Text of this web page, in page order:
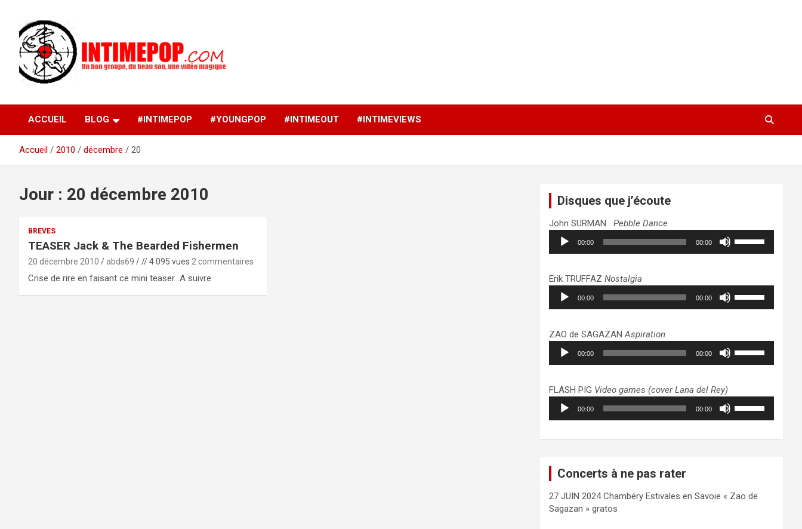
contenu
intimepop.com
musiques actuelles pop rock, post-rock, indé sur Lyon. rock pop
concert lyon
ACCUEIL BLOG #INTIMEPOP #YOUNGPOP #INTIMEOUT #INTIMEVIEWS
Accueil 2010 décembre 20
Jour : 20 décembre 2010
BREVES
TEASER Jack & The Bearded Fishermen
20 décembre 2010 abds69 // 4 095 vues 2 commentaires
Crise de rire en faisant ce mini teaser…A suivre
Disques que j’écoute
John SURMANPebble Dance
Lecteur
audio
00:00 00:00
pour
augmenter
ou
volume.
Erik TRUFFAZNostalgia
Lecteur
audio
00:00 00:00
pour
augmenter
ou
volume.
ZAO de SAGAZANAspiration
Lecteur
audio
00:00 00:00
pour
augmenter
ou
FLASH PIG Video games (cover Lana del Rey)
Lecteur
audio
00:00 00:00
haut/bas
le
Concerts à ne pas rater
27 JUIN 2024 Chambéry Estivales en Savoie « Zao de
Sagazan » gratos